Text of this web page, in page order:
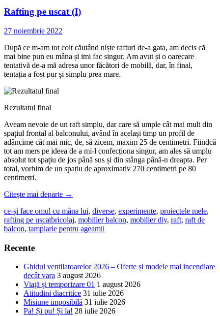
Rafting pe uscat (I)
27 noiembrie 2022
După ce m-am tot coit căutând niște rafturi de-a gata, am decis că
mai bine pun eu mâna și imi fac singur. Am avut și o oarecare
tentativă de-a mă adresa unor făcători de mobilă, dar, în final,
tentația a fost pur și simplu prea mare.
Rezultatul final
Aveam nevoie de un raft simplu, dar care să umple cât mai mult din
spațiul frontal al balconului, având în același timp un profil de
adâncime cât mai mic, de, să zicem, maxim 25 de centimetri. Fiindcă
tot am mers pe ideea de a mi-l confecționa singur, am ales să umplu
absolut tot spațiu de jos până sus și din stânga până-n dreapta. Per
total, vorbim de un spațiu de aproximativ 270 centimetri pe 80
centimetri.
Citește mai departe →
ce-și face omul cu mâna lui, diverse, experimente, proiectele mele,
rafting pe uscatbricolaj, mobilier balcon, mobilier diy, raft, raft de
balcon, tamplarie pentru ageamii
Recente
Ghidul ventilatoarelor 2026 – Oferte și modele mai incendiare
decât vara 3 august 2026
Viață și temporizare 01 1 august 2026
Atitudini diacritice 31 iulie 2026
Misiune imposibilă 31 iulie 2026
Pa! Și pu! Și la! 28 iulie 2026